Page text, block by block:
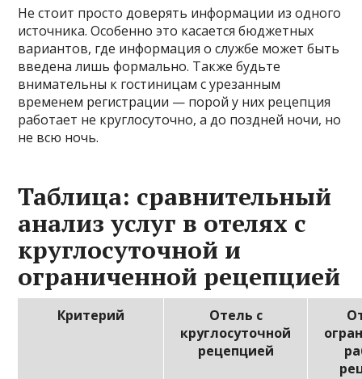
Не стоит просто доверять информации из одного
источника. Особенно это касается бюджетных
вариантов, где информация о службе может быть
введена лишь формально. Также будьте
внимательны к гостиницам с урезанным
временем регистрации — порой у них рецепция
работает не круглосуточно, а до поздней ночи, но
не всю ночь.
Таблица: сравнительный
анализ услуг в отелях с
круглосуточной и
ограниченной рецепцией
Критерий
Отель с
круглосуточной
рецепцией